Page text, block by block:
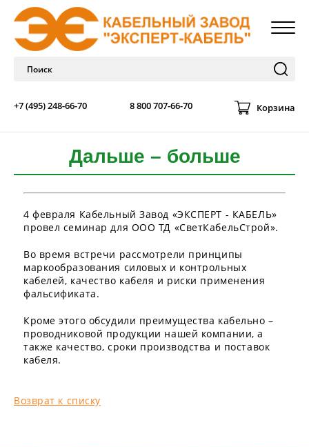
+7 (495) 248-66-70 8 800 707-66-70 Корзина
Дальше – больше
4 февраля Кабельный Завод «ЭКСПЕРТ - КАБЕЛЬ»
провел семинар для ООО ТД «СветКабельСтрой».
Во время встречи рассмотрели принципы
маркообразования силовых и контрольных
кабелей, качество кабеля и риски применения
фальсификата.
Кроме этого обсудили преимущества кабельно –
проводниковой продукции нашей компании, а
также качество, сроки производства и поставок
кабеля.
Возврат к списку